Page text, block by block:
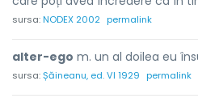
sursa:NODEX 2002 permalink
alter-ego m. un al doilea eu
sursa:Șăineanu, ed. VI 1929 permalink